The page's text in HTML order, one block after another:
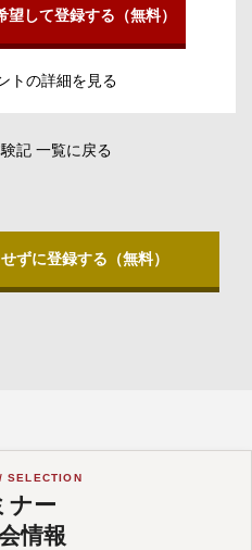
して登録する（無料）
トの詳細を見る
記 一覧に戻る
ずに登録する（無料）
SELECTION
ナー
情報